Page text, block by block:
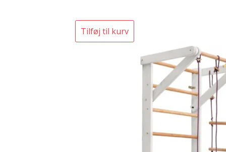
Tilføj til kurv